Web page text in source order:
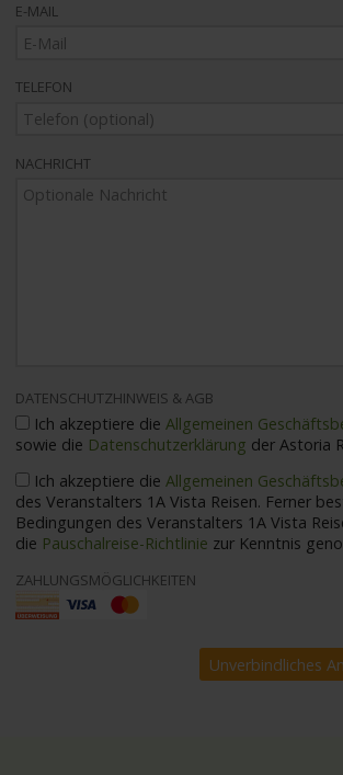
E-MAIL
TELEFON
NACHRICHT
DATENSCHUTZHINWEIS & AGB
Ich akzeptiere die Allgemeinen
sowie die Datenschutzerklärung der Astoria
Ich akzeptiere dieAllgemeinen
des Veranstalters 1A Vista Reisen. Ferner bestätige ich die
Bedingungen des Veranstalters 1A Vista
die Pauschalreise-Richtlinie zur Kenntnis
ZAHLUNGSMÖGLICHKEITEN